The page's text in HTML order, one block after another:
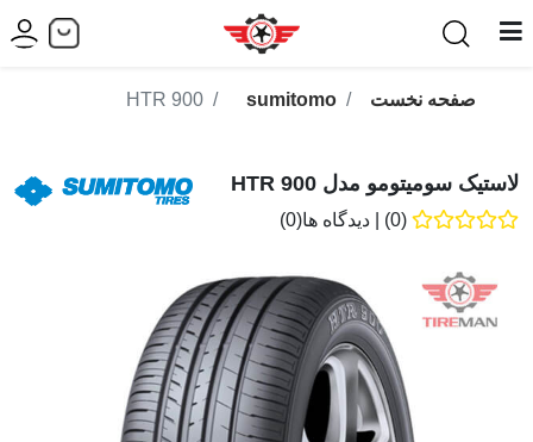
صفحه نخست sumitomo
HTR 900
لاستیک سومیتومو مدل HTR 900
(0) دیدگاه ها(0)